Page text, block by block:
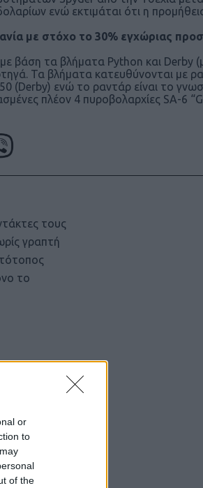
or
to
of the
ενώ εκτιμάται ότι η
με στόχο το 30% εγχώριας
βάση τα βλήματα Python και Derby
Τα βλήματα κατευθύνονται με
(Derby) ενώ το ραντάρ είναι το
πλέον 4 πυροβολαρχίες SA-6
τους
γραπτή
το